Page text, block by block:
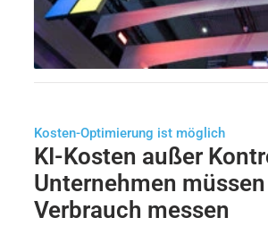
Kosten-Optimierung ist möglich
KI-Kosten außer
Unternehmen
Verbrauch messen